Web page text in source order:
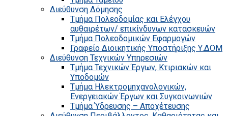
Διεύθυνση Δόμησης
Τμήμα Πολεοδομίας και Ελέγχου
αυθαιρέτων/ επικίνδυνων κατασκευών
Τμήμα Πολεοδομικών Εφαρμογών
Γραφείο Διοικητικής Υποστήριξης Υ.ΔΟΜ
Διεύθυνση Τεχνικών Υπηρεσιών
Τμήμα Τεχνικών Έργων, Κτιριακών και
Υποδομών
Τμήμα Ηλεκτρομηχανολογικών,
Ενεργειακών Έργων και Συγκοινωνιών
Τμήμα Ύδρευσης – Αποχέτευσης